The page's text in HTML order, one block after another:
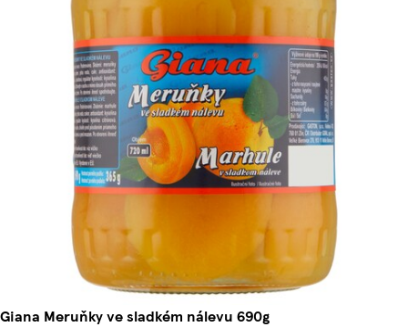
Giana Meruňky ve sladkém nálevu 690g